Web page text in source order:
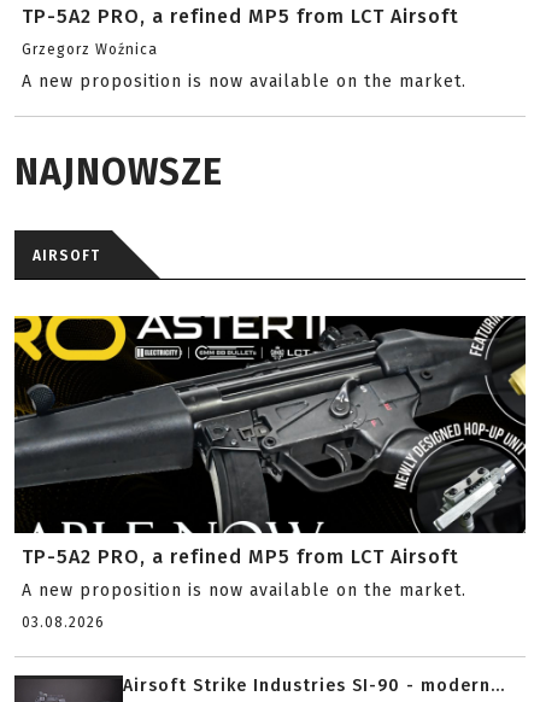
TP-5A2 PRO, a refined MP5 from LCT Airsoft
Grzegorz Woźnica
A new proposition is now available on the market.
NAJNOWSZE
AIRSOFT
TP-5A2 PRO, a refined MP5 from LCT Airsoft
A new proposition is now available on the market.
03.08.2026
Airsoft Strike Industries SI-90 - modern...